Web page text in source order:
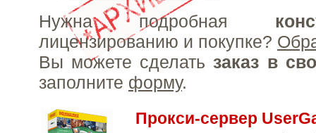
Нужна подробная
лицензированию и покупке?
Вы можете сделать заказ в
заполните форму.
Прокси-сервер